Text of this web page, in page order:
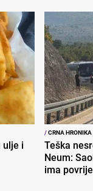
ulje i
/CRNA HRONIKA
Teška
Neum:
ima